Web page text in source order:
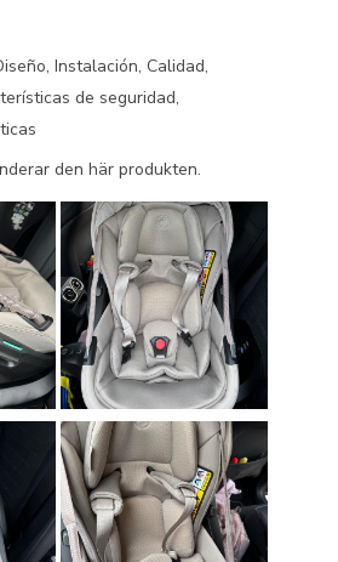
Instalación, Calidad,
de seguridad,
den här produkten.